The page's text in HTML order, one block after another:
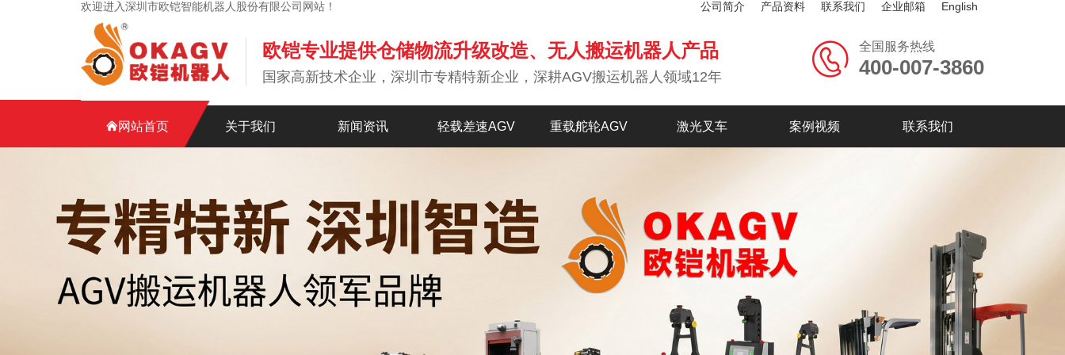
欢迎进入深圳市欧铠智能机器人股份有限公司网站！ 公司简介 产品资料 联系我们 企业邮箱 English
欧铠专业提供仓储物流升级改造、无人搬运机器人产品
国家高新技术企业，深圳市专精特新企业，深耕AGV搬运机器人领域12年
全国服务热线
400-007-3860
网站首页 关于我们 新闻资讯 轻载差速AGV 重载舵轮AGV 激光叉车 案例视频 联系我们